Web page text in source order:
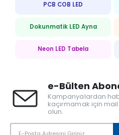
PCB COB LED
Dokunmatik LED Ayna
Neon LED Tabela
e-Bülten
Kampanyalardan
kaçırmamak için
olun.